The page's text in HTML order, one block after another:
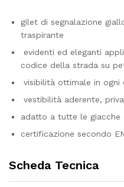
gilet di segnalazione
traspirante
evidenti ed eleganti
codice della strada su
visibilità ottimale in ogni
vestibilità aderente,
adatto a tutte le giacche
certificazione secondo
Scheda Tecnica